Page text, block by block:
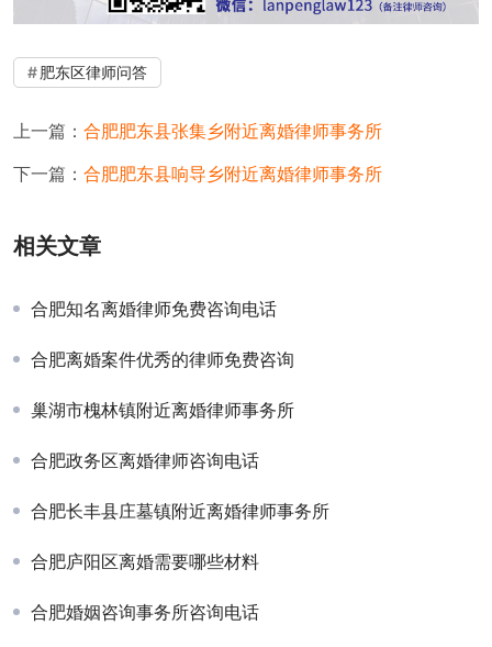
肥东区律师问答
上一篇： 合肥肥东县张集乡附近离婚律师事务所
下一篇： 合肥肥东县响导乡附近离婚律师事务所
相关文章
合肥知名离婚律师免费咨询电话
合肥离婚案件优秀的律师免费咨询
巢湖市槐林镇附近离婚律师事务所
合肥政务区离婚律师咨询电话
合肥长丰县庄墓镇附近离婚律师事务所
合肥庐阳区离婚需要哪些材料
合肥婚姻咨询事务所咨询电话